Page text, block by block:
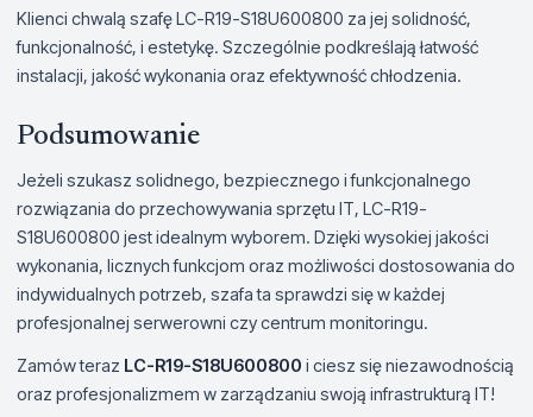
Klienci chwalą szafę LC-R19-S18U600800 za jej solidność,
funkcjonalność, i estetykę. Szczególnie podkreślają łatwość
instalacji, jakość wykonania oraz efektywność chłodzenia.
Podsumowanie
Jeżeli szukasz solidnego, bezpiecznego i funkcjonalnego
rozwiązania do przechowywania sprzętu IT, LC-R19-
S18U600800 jest idealnym wyborem. Dzięki wysokiej jakości
wykonania, licznych funkcjom oraz możliwości dostosowania do
indywidualnych potrzeb, szafa ta sprawdzi się w każdej
profesjonalnej serwerowni czy centrum monitoringu.
Zamów teraz LC-R19-S18U600800 i ciesz się niezawodnością
oraz profesjonalizmem w zarządzaniu swoją infrastrukturą IT!